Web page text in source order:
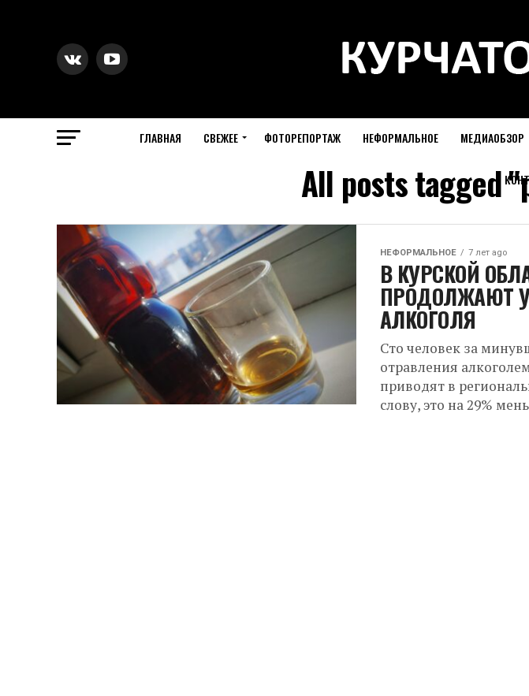
ГЛАВНАЯ СВЕЖЕЕ ФОТОРЕПОРТАЖ НЕФОРМАЛЬНОЕ МЕДИАОБЗОР
All posts tagged
НЕФОРМАЛЬНОЕ 7 лет ago
В КУРСКОЙ
ПРОДОЛЖАЮТ
АЛКОГОЛЯ
Сто человек за
отравления
приводят в
слову, это на 29%